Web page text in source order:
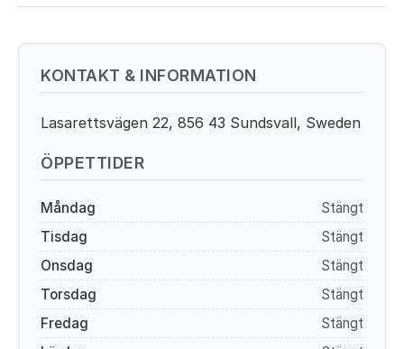
KONTAKT & INFORMATION
Lasarettsvägen 22, 856 43 Sundsvall, Sweden
ÖPPETTIDER
Måndag
Stängt
Tisdag
Stängt
Onsdag
Stängt
Torsdag
Stängt
Fredag
Stängt